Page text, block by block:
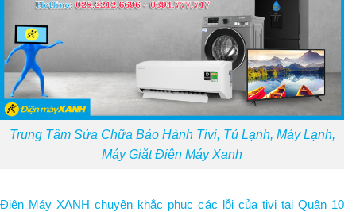
Trung Tâm Sửa Chữa Bảo Hành Tivi, Tủ Lạnh, Máy Lạnh,
Máy Giặt Điện Máy Xanh
Điện Máy XANH chuyên khắc phục các lỗi của tivi tại Quận 10